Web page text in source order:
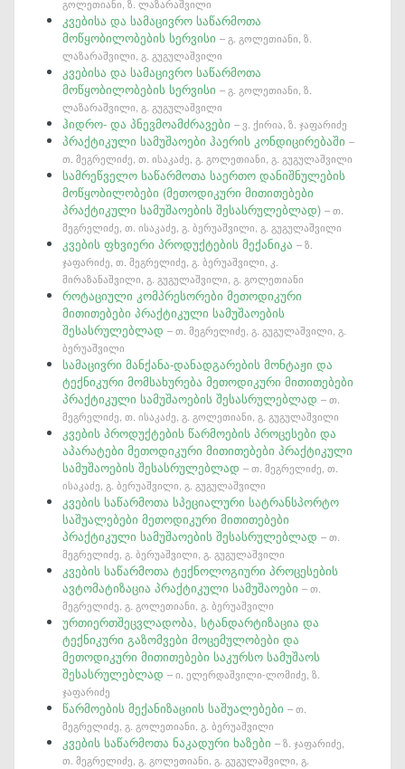
გოლეთიანი, ზ. ლაზარაშვილი
კვებისა და სამაცივრო საწარმოთა
მოწყობილობების სერვისი– გ. გოლეთიანი, ზ.
ლაზარაშვილი, გ. გუგულაშვილი
კვებისა და სამაცივრო საწარმოთა
მოწყობილობების სერვისი– გ. გოლეთიანი, ზ.
ლაზარაშვილი, გ. გუგულაშვილი
ჰიდრო- და პნევმოამძრავები– ვ. ქირია, ზ. ჯაფარიძე
პრაქტიკული სამუშაოები ჰაერის კონდიცირებაში–
თ. მეგრელიძე, თ. ისაკაძე, გ. გოლეთიანი, გ. გუგულაშვილი
სამრეწველო საწარმოთა საერთო დანიშნულების
მოწყობილობები (მეთოდიკური მითითებები
პრაქტიკული სამუშაოების შესასრულებლად)– თ.
მეგრელიძე, თ. ისაკაძე, გ. ბერუაშვილი, გ. გუგულაშვილი
კვების ფხვიერი პროდუქტების მექანიკა– ზ.
ჯაფარიძე, თ. მეგრელიძე, გ. ბერუაშვილი, კ.
მირაზანაშვილი, გ. გუგულაშვილი, გ. გოლეთიანი
როტაციული კომპრესორები მეთოდიკური
მითითებები პრაქტიკული სამუშაოების
შესასრულებლად– თ. მეგრელიძე, გ. გუგულაშვილი, გ.
ბერუაშვილი
სამაცივრი მანქანა-დანადგარების მონტაჟი და
ტექნიკური მომსახურება მეთოდიკური მითითებები
პრაქტიკული სამუშაოების შესასრულებლად– თ.
მეგრელიძე, თ. ისაკაძე, გ. გოლეთიანი, გ. გუგულაშვილი
კვების პროდუქტების წარმოების პროცესები და
აპარატები მეთოდიკური მითითებები პრაქტიკული
სამუშაოების შესასრულებლად– თ. მეგრელიძე, თ.
ისაკაძე, გ. ბერუაშვილი, გ. გუგულაშვილი
კვების საწარმოთა სპეციალური სატრანსპორტო
საშუალებები მეთოდიკური მითითებები
პრაქტიკული სამუშაოების შესასრულებლად– თ.
მეგრელიძე, გ. ბერუაშვილი, გ. გუგულაშვილი
კვების საწარმოთა ტექნოლოგიური პროცესების
ავტომატიზაცია პრაქტიკული სამუშაოები– თ.
მეგრელიძე, გ. გოლეთიანი, გ. ბერუაშვილი
ურთიერთშეცვლადობა, სტანდარტიზაცია და
ტექნიკური გაზომვები მოცემულობები და
მეთოდიკური მითითებები საკურსო სამუშაოს
შესასრულებლად– ი. ელერდაშვილი-ლომიძე, ზ.
ჯაფარიძე
წარმოების მექანიზაციის საშუალებები– თ.
მეგრელიძე, გ. გოლეთიანი, გ. ბერუაშვილი
კვების საწარმოთა ნაკადური ხაზები– ზ. ჯაფარიძე,
თ. მეგრელიძე, გ. გოლეთიანი, გ. გუგულაშვილი, გ.